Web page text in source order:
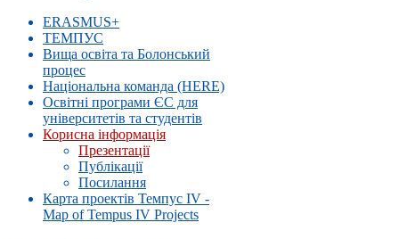
ERASMUS+
ТЕМПУС
Вища освіта та Болонський
процес
Національна команда (HERE)
Освітні програми ЄС для
університетів та студентів
Корисна інформація
Презентації
Публікації
Посилання
Карта проектів Темпус IV -
Map of Tempus IV Projects